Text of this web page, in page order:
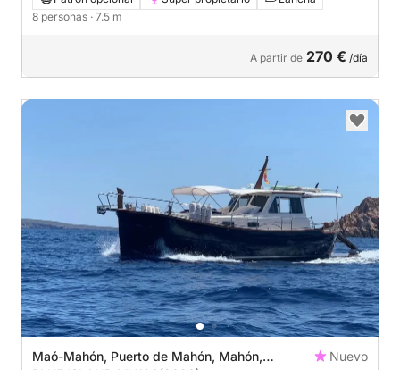
8 personas · 7.5 m
A partir de 270 € /día
Maó-Mahón, Puerto de Mahón, Mahón,
Nuevo